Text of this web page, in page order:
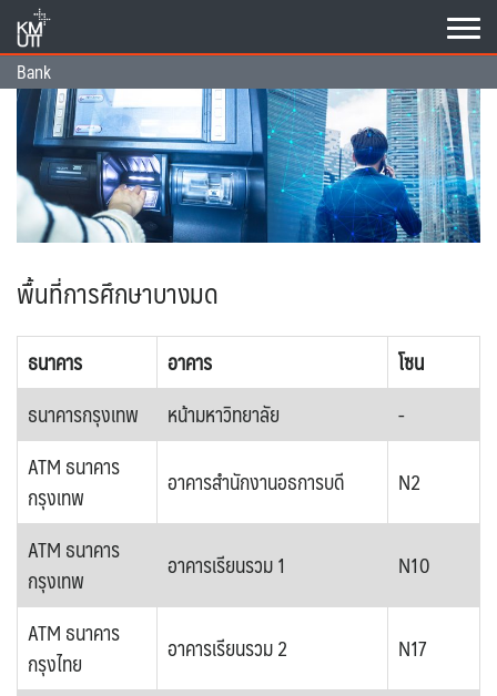
content
Bank
พื้นที่การศึกษาบางมด
ธนาคาร อาคาร
โซน
ธนาคารกรุงเทพ
หน้ามหาวิทยาลัย
-
ATM ธนาคาร
กรุงเทพ
อาคารสำนักงานอธการบดี
N2
ATM ธนาคาร
กรุงเทพ
อาคารเรียนรวม 1
N10
ATM ธนาคาร
กรุงไทย
อาคารเรียนรวม 2
N17